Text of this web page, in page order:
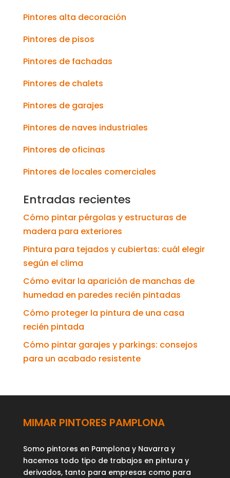
Pintores alta decoración
Pintores de pisos
Pintores de fachadas
Pintores de chalets
Pintores de garajes
Pintores de naves industriales
Pintores de oficinas
Pintores de locales comerciales
Entradas recientes
Cómo pintar pérgolas y estructuras de
madera para exteriores
Pintura para tejados y cubiertas: cuál elegir
según el clima
Cómo evitar la aparición de manchas de
humedad en paredes recién pintadas
Cómo proteger la pintura de una casa
recién pintada
Cómo pintar garajes y parkings: consejos
para un acabado resistente
MIMAR PINTORES PAMPLONA
Somo pintores en Pamplona y Navarra y
hacemos todo tipo de trabajos en pintura y
derivados, tanto para empresas como para